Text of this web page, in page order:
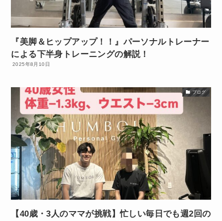
『美脚＆ヒップアップ！！』パーソナルトレーナー
による下半身トレーニングの解説！
2025年8月10日
ブログ
【40歳・3人のママが挑戦】忙しい毎日でも週2回の